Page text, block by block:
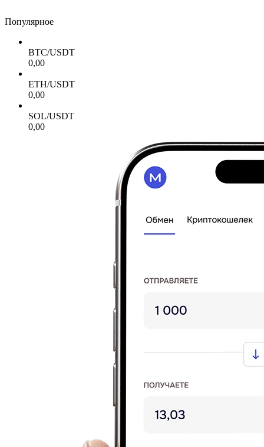
Популярное
BTC/USDT
0,00
ETH/USDT
0,00
SOL/USDT
0,00